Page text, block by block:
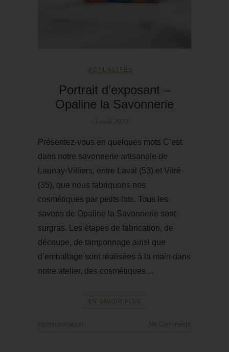
ACTUALITÉS
Portrait d’exposant –
Opaline la Savonnerie
Présentez-vous en quelques mots C’est
dans notre savonnerie artisanale de
Launay-Villiers, entre Laval (53) et Vitré
(35), que nous fabriquons nos
cosmétiques par petits lots. Tous les
savons de Opaline la Savonnerie sont
surgras. Les étapes de fabrication, de
découpe, de tamponnage ainsi que
d’emballage sont réalisées à la main dans
notre atelier, des cosmétiques…
EN SAVOIR PLUS